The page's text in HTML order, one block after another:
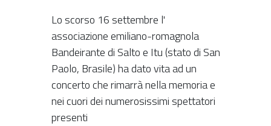
Lo scorso 16 settembre l'
associazione emiliano-romagnola
Bandeirante di Salto e Itu (stato di San
Paolo, Brasile) ha dato vita ad un
concerto che rimarrà nella memoria e
nei cuori dei numerosissimi spettatori
presenti